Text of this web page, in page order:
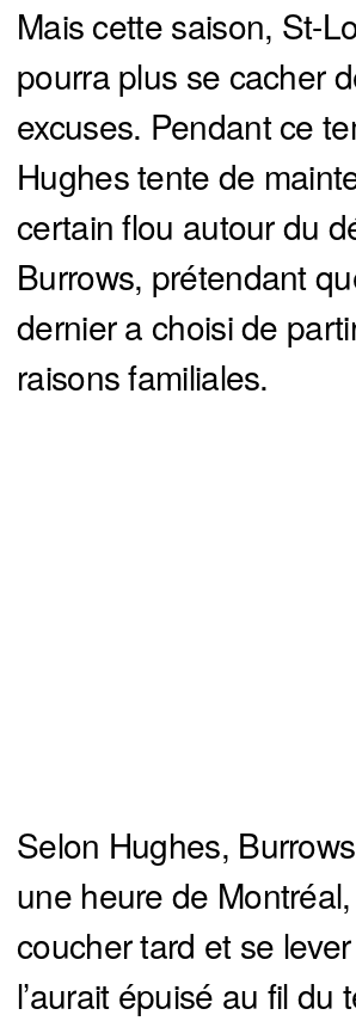
Mais cette saison, St-
pourra plus se cacher
excuses. Pendant ce
Hughes tente de
certain flou autour du
Burrows, prétendant
dernier a choisi de
raisons familiales.
Selon Hughes,
une heure de
coucher tard et se
l’aurait épuisé au fil du